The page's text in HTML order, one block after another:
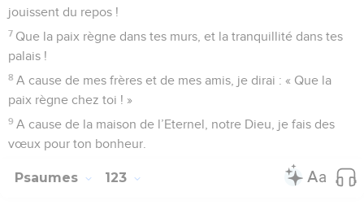
jouissent du repos !
7 Que la paix règne dans tes murs, et la tranquillité dans tes
palais !
8 A cause de mes frères et de mes amis, je dirai : « Que la
paix règne chez toi ! »
9 A cause de la maison de l’Eternel, notre Dieu, je fais des
vœux pour ton bonheur.
Psaumes 123